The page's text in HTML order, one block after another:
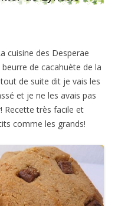
cuisine des Desperae
de cacahuète de la
de suite dit je vais les
et je ne les avais pas
Recette très facile et
comme les grands!